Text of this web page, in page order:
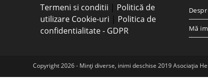
Termeni si conditii | Politică de
utilizare Cookie-uri | Politica de
confidentialitate - GDPR
Mă
Copyright 2026 - Minți diverse, inimi deschise 2019 Asociația